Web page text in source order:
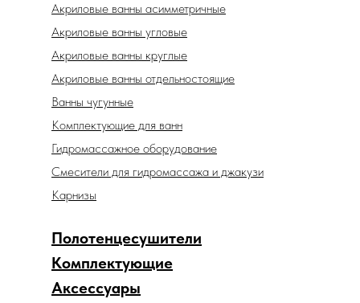
Аксессуары
Комплектующие
Акриловые ванны отдельностоящие
Акриловые ванны асимметричные
Акриловые ванны угловые
Акриловые ванны круглые
Ванны чугунные
Комплектующие для ванн
Гидромассажное оборудование
Смесители для гидромассажа и джакузи
Карнизы
Полотенцесушители